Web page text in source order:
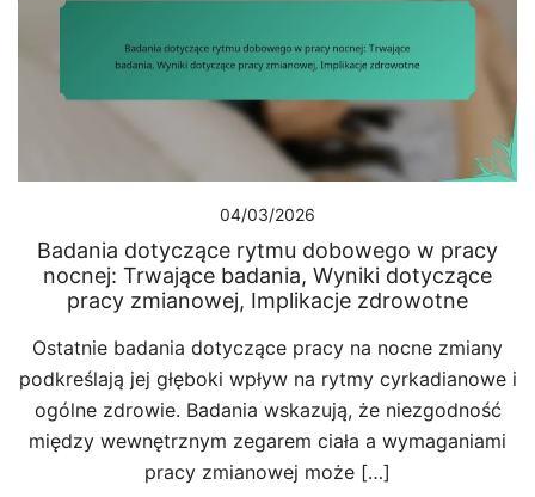
04/03/2026
Badania dotyczące rytmu dobowego w pracy
nocnej: Trwające badania, Wyniki dotyczące
pracy zmianowej, Implikacje zdrowotne
Ostatnie badania dotyczące pracy na nocne zmiany
podkreślają jej głęboki wpływ na rytmy cyrkadianowe i
ogólne zdrowie. Badania wskazują, że niezgodność
między wewnętrznym zegarem ciała a wymaganiami
pracy zmianowej może […]